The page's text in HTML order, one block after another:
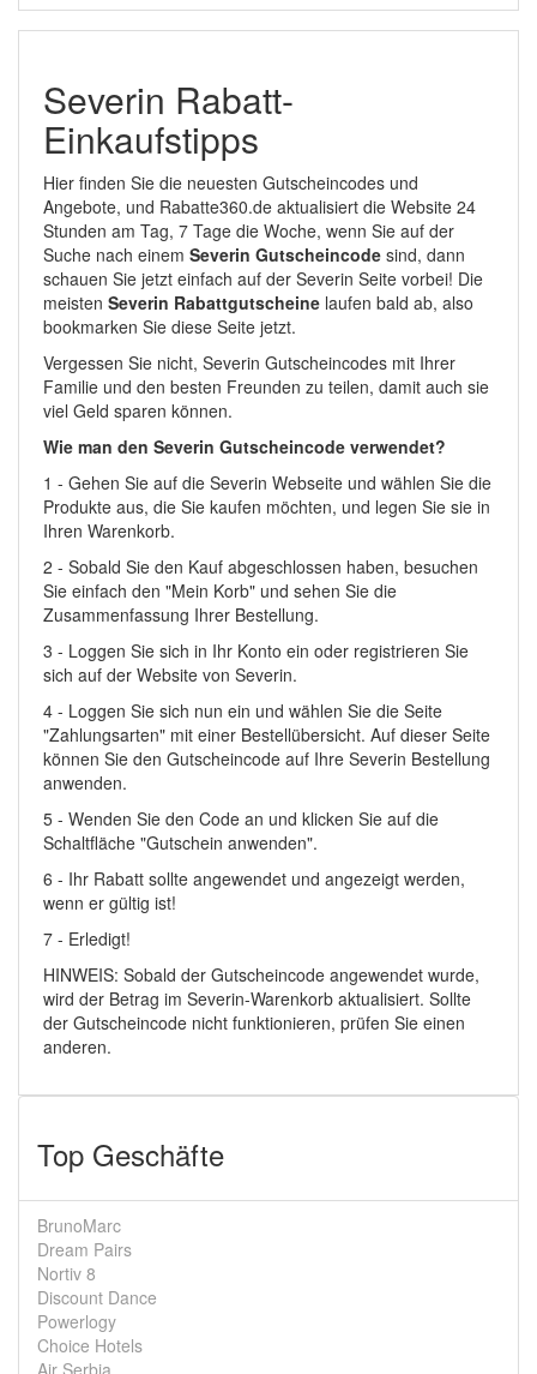
Severin Rabatt-
Einkaufstipps
Hier finden Sie die neuesten Gutscheincodes und
Angebote, und Rabatte360.de aktualisiert die Website 24
Stunden am Tag, 7 Tage die Woche, wenn Sie auf der
Suche nach einem Severin Gutscheincode sind, dann
schauen Sie jetzt einfach auf der Severin Seite vorbei! Die
meisten Severin Rabattgutscheine laufen bald ab, also
bookmarken Sie diese Seite jetzt.
Vergessen Sie nicht, Severin Gutscheincodes mit Ihrer
Familie und den besten Freunden zu teilen, damit auch sie
viel Geld sparen können.
Wie man den Severin Gutscheincode verwendet?
1 - Gehen Sie auf die Severin Webseite und wählen Sie die
Produkte aus, die Sie kaufen möchten, und legen Sie sie in
Ihren Warenkorb.
2 - Sobald Sie den Kauf abgeschlossen haben, besuchen
Sie einfach den "Mein Korb" und sehen Sie die
Zusammenfassung Ihrer Bestellung.
3 - Loggen Sie sich in Ihr Konto ein oder registrieren Sie
sich auf der Website von Severin.
4 - Loggen Sie sich nun ein und wählen Sie die Seite
"Zahlungsarten" mit einer Bestellübersicht. Auf dieser Seite
können Sie den Gutscheincode auf Ihre Severin Bestellung
anwenden.
5 - Wenden Sie den Code an und klicken Sie auf die
Schaltfläche "Gutschein anwenden".
6 - Ihr Rabatt sollte angewendet und angezeigt werden,
wenn er gültig ist!
7 - Erledigt!
HINWEIS: Sobald der Gutscheincode angewendet wurde,
wird der Betrag im Severin-Warenkorb aktualisiert. Sollte
der Gutscheincode nicht funktionieren, prüfen Sie einen
anderen.
Top Geschäfte
BrunoMarc
Dream Pairs
Nortiv 8
Discount Dance
Powerlogy
Choice Hotels
Air Serbia